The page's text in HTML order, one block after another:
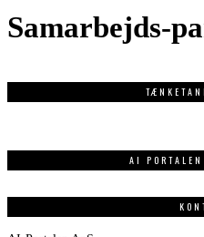
Samarbejds-
AI